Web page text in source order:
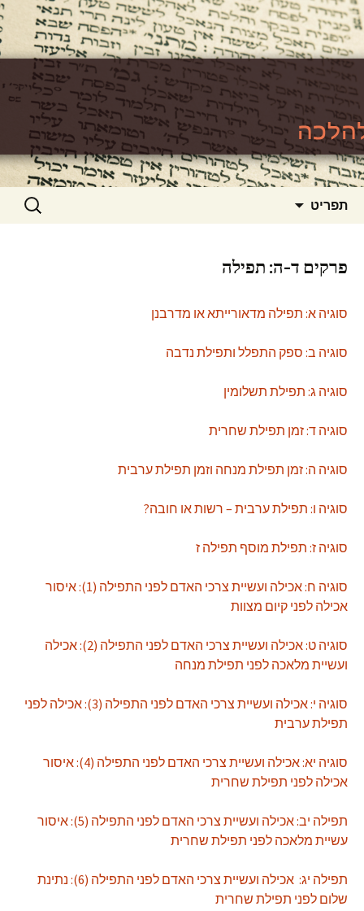
https://www.toralishma.org
האתר ללימוד סוגיות גמרא להלכה
תפריט חיפוש:
פרקים ד-ה: תפילה
סוגיה א: תפילה מדאורייתא או מדרבנן
סוגיה ב: ספק התפלל ותפילת נדבה
סוגיה ג: תפילת תשלומין
סוגיה ד: זמן תפילת שחרית
סוגיה ה: זמן תפילת מנחה וזמן תפילת ערבית
סוגיה ו: תפילת ערבית – רשות או חובה?
סוגיה ז: תפילת מוסף תפילה ז
סוגיה ח: אכילה ועשיית צרכי האדם לפני התפילה (1): איסור
אכילה לפני קיום מצוות
סוגיה ט: אכילה ועשיית צרכי האדם לפני התפילה (2): אכילה
ועשיית מלאכה לפני תפילת מנחה
סוגיה י: אכילה ועשיית צרכי האדם לפני התפילה (3): אכילה לפני
תפילת ערבית
סוגיה יא: אכילה ועשיית צרכי האדם לפני התפילה (4): איסור
אכילה לפני תפילת שחרית
תפילה יב: אכילה ועשיית צרכי האדם לפני התפילה (5): איסור
עשיית מלאכה לפני תפילת שחרית
תפילה יג: אכילה ועשיית צרכי האדם לפני התפילה (6): נתינת
שלום לפני תפילת שחרית